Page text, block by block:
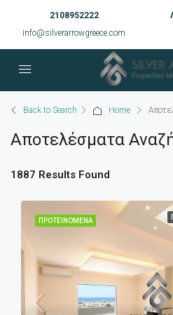
2108952222
info@silverarrowgreece.com
Back to Search Home
Αποτελέσματα
1887 Results Found
ΠΡΟΤΕΙΝΌΜΕΝΑ